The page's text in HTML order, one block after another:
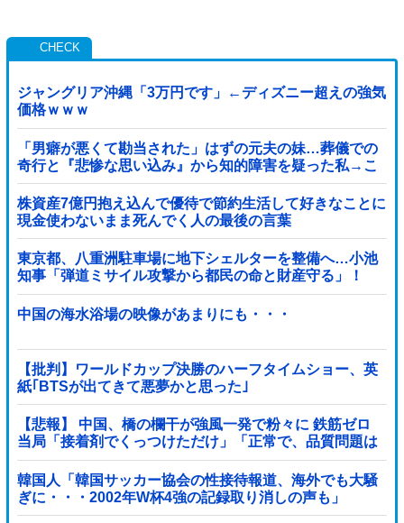
ジャングリア沖縄「3万円です」←ディズニー超えの強気
価格ｗｗｗ
「男癖が悪くて勘当された」はずの元夫の妹…葬儀での
奇行と『悲惨な思い込み』から知的障害を疑った私→こ
っそり病院へ誘導し行政保護させた話
株資産7億円抱え込んで優待で節約生活して好きなことに
現金使わないまま死んでく人の最後の言葉
東京都、八重洲駐車場に地下シェルターを整備へ…小池
知事「弾道ミサイル攻撃から都民の命と財産守る」！
中国の海水浴場の映像があまりにも・・・
【批判】ワールドカップ決勝のハーフタイムショー、英
紙｢BTSが出てきて悪夢かと思った｣
【悲報】 中国、橋の欄干が強風一発で粉々に 鉄筋ゼロ
当局「接着剤でくっつけただけ」「正常で、品質問題は
ない」
韓国人「韓国サッカー協会の性接待報道、海外でも大騒
ぎに・・・2002年W杯4強の記録取り消しの声も」
→「マジで国の恥だ」「2002年まで疑う価値があ...